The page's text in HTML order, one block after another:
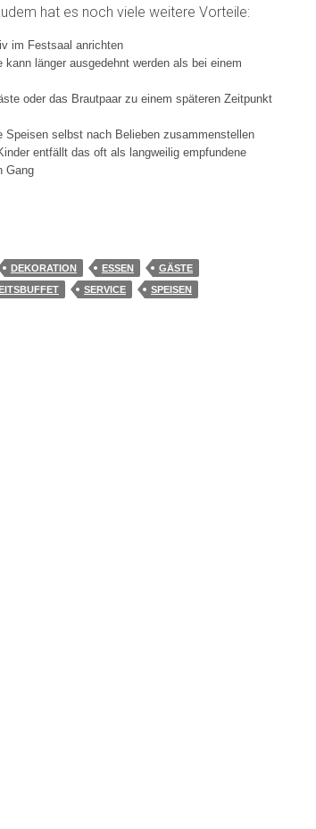
hat es noch viele weitere Vorteile:
im Festsaal anrichten
kann länger ausgedehnt werden als bei einem
oder das Brautpaar zu einem späteren Zeitpunkt
Speisen selbst nach Belieben zusammenstellen
entfällt das oft als langweilig empfundene
Gang
DEKORATION ESSEN
GÄSTE
SERVICE SPEISEN